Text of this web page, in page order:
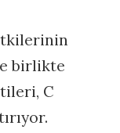
birlikte
C